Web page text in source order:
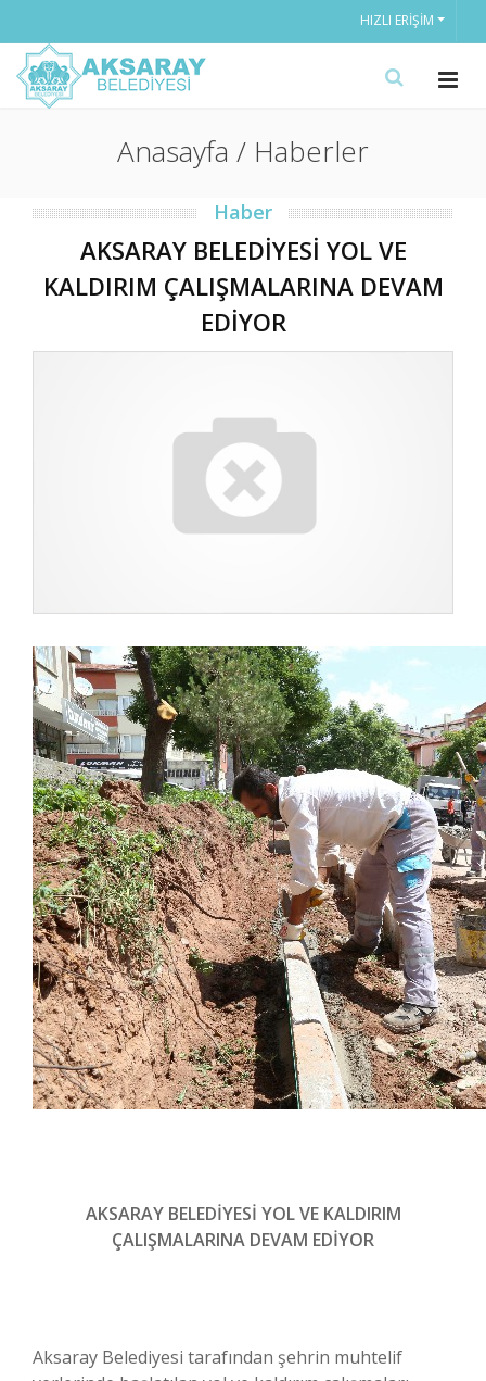
HIZLI ERIŞIM
Anasayfa / Haberler
Haber
AKSARAY BELEDİYESİ YOL VE
KALDIRIM ÇALIŞMALARINA DEVAM
EDİYOR
AKSARAY BELEDİYESİ YOL VE KALDIRIM
ÇALIŞMALARINA DEVAM EDİYOR
Aksaray Belediyesi tarafından şehrin muhtelif